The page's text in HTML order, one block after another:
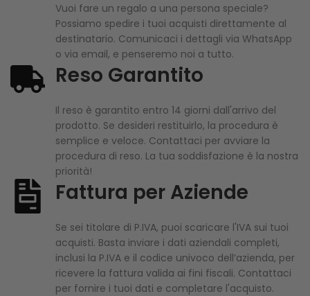
Vuoi fare un regalo a una persona speciale?
Possiamo spedire i tuoi acquisti direttamente al
destinatario. Comunicaci i dettagli via WhatsApp
o via email, e penseremo noi a tutto.
Reso Garantito
Il reso è garantito entro 14 giorni dall'arrivo del
prodotto. Se desideri restituirlo, la procedura è
semplice e veloce. Contattaci per avviare la
procedura di reso. La tua soddisfazione è la nostra
priorità!
Fattura per Aziende
Se sei titolare di P.IVA, puoi scaricare l'IVA sui tuoi
acquisti. Basta inviare i dati aziendali completi,
inclusi la P.IVA e il codice univoco dell’azienda, per
ricevere la fattura valida ai fini fiscali. Contattaci
per fornire i tuoi dati e completare l'acquisto.